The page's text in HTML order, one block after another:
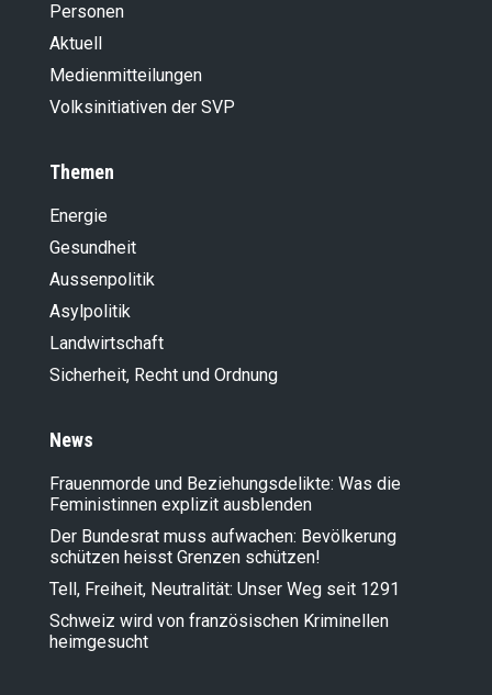
Personen
Aktuell
Medienmitteilungen
Volksinitiativen der SVP
Themen
Energie
Gesundheit
Aussenpolitik
Asylpolitik
Landwirt­schaft
Sicherheit, Recht und Ordnung
News
Frauenmorde und Beziehungsdelikte: Was die
Feministinnen explizit ausblenden
Der Bundesrat muss aufwachen: Bevölkerung
schützen heisst Grenzen schützen!
Tell, Freiheit, Neutralität: Unser Weg seit 1291
Schweiz wird von französischen Kriminellen
heimgesucht